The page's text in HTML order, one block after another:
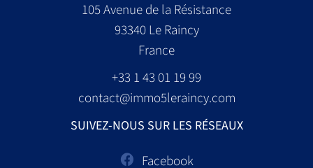
105 Avenue de la Résistance
93340Le Raincy
France
+33 1 43 01 19 99
contact@immo5leraincy.com
SUIVEZ-NOUS SUR LES RÉSEAUX
Facebook